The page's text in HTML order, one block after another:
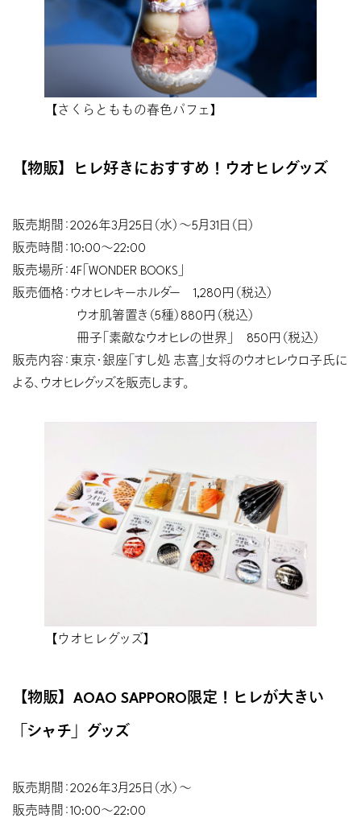
【さくらとももの春色パフェ】
【物販】ヒレ好きにおすすめ！ウオヒレグッズ
販売期間：2026年3月25日（水）〜5月31日（日）
販売時間：10:00〜22:00
販売場所：4F「WONDER BOOKS」
販売価格：ウオヒレキーホルダー 1,280円（税込）
ウオ肌箸置き（5種）880円（税込）
冊子「素敵なウオヒレの世界」 850円（税込）
販売内容：東京・銀座「すし処 志喜」女将のウオヒレウロ子氏に
よる、ウオヒレグッズを販売します。
【ウオヒレグッズ】
【物販】AOAO SAPPORO限定！ヒレが大きい
「シャチ」グッズ
販売期間：2026年3月25日（水）〜
販売時間：10:00〜22:00